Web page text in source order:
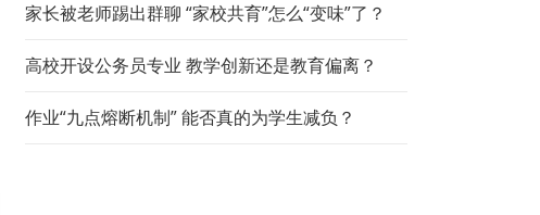
家长被老师踢出群聊 “家校共育”怎么“变味”了？
高校开设公务员专业 教学创新还是教育偏离？
作业“九点熔断机制” 能否真的为学生减负？